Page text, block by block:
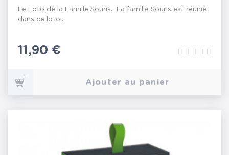
Le Loto de la Famille Souris. La famille Souris est réunie
dans ce loto...
Prix
11,90 €
Ajouter au panier